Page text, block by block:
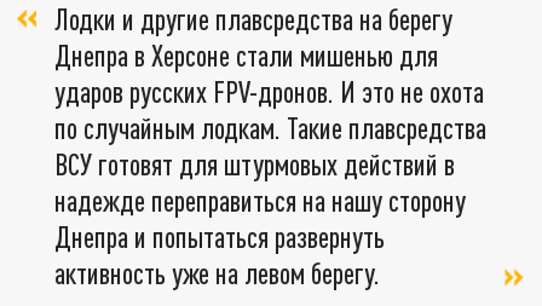
Лодки и другие плавсредства на берегу
Днепра в Херсоне стали мишенью для
ударов русских FPV-дронов. И это не охота
по случайным лодкам. Такие плавсредства
ВСУ готовят для штурмовых действий в
надежде переправиться на нашу сторону
Днепра и попытаться развернуть
активность уже на левом берегу.